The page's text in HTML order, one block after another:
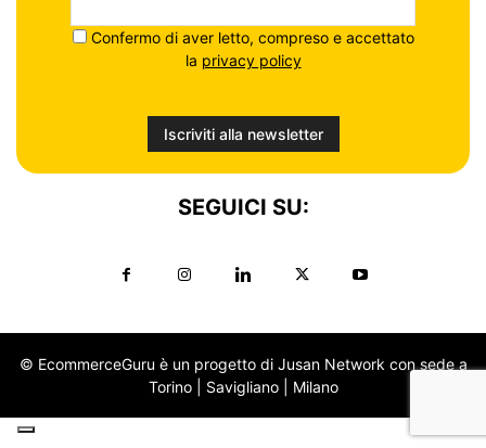
Confermo di aver letto, compreso e accettato
la privacy policy
SEGUICI SU:
© EcommerceGuru è un progetto di Jusan Network con sede a
Torino | Savigliano | Milano